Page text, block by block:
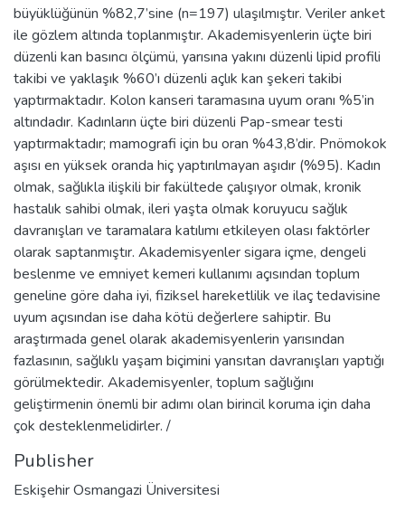
büyüklüğünün %82,7’sine (n=197) ulaşılmıştır. Veriler anket
ile gözlem altında toplanmıştır. Akademisyenlerin üçte biri
düzenli kan basıncı ölçümü, yarısına yakını düzenli lipid profili
takibi ve yaklaşık %60’ı düzenli açlık kan şekeri takibi
yaptırmaktadır. Kolon kanseri taramasına uyum oranı %5’in
altındadır. Kadınların üçte biri düzenli Pap-smear testi
yaptırmaktadır; mamografi için bu oran %43,8’dir. Pnömokok
aşısı en yüksek oranda hiç yaptırılmayan aşıdır (%95). Kadın
olmak, sağlıkla ilişkili bir fakültede çalışıyor olmak, kronik
hastalık sahibi olmak, ileri yaşta olmak koruyucu sağlık
davranışları ve taramalara katılımı etkileyen olası faktörler
olarak saptanmıştır. Akademisyenler sigara içme, dengeli
beslenme ve emniyet kemeri kullanımı açısından toplum
geneline göre daha iyi, fiziksel hareketlilik ve ilaç tedavisine
uyum açısından ise daha kötü değerlere sahiptir. Bu
araştırmada genel olarak akademisyenlerin yarısından
fazlasının, sağlıklı yaşam biçimini yansıtan davranışları yaptığı
görülmektedir. Akademisyenler, toplum sağlığını
geliştirmenin önemli bir adımı olan birincil koruma için daha
çok desteklenmelidirler. /
Publisher
Eskişehir Osmangazi Üniversitesi